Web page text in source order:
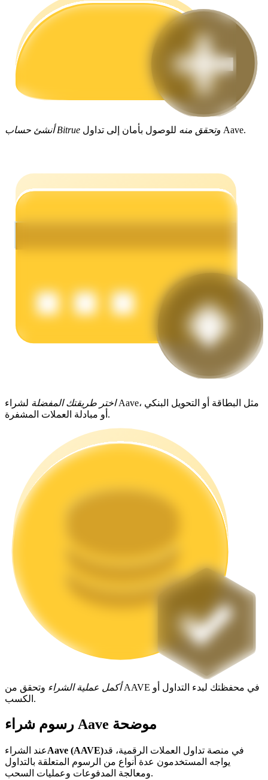
مرشد
دليل المبتدئين للعقود الآجلة
تعلم كيفية البقاء مربحة
خنزير الطاقة
احصل على مكافآت تنافسية يوميًا
Launchpool
الرهان المرن لكسب العملات الرقمية الشهيرة
أنشئ حساب Bitrue وتحقق منه للوصول بأمان إلى تداول Aave.
اختر طريقتك المفضلة لشراء Aave، مثل البطاقة أو التحويل البنكي
أو مبادلة العملات المشفرة.
أكمل عملية الشراء وتحقق من AAVE في محفظتك لبدء التداول أو
الكسب.
رسوم شراء Aave موضحة
عند الشراءAave (AAVE)في منصة تداول العملات الرقمية، قد
يواجه المستخدمون عدة أنواع من الرسوم المتعلقة بالتداول
ومعالجة المدفوعات وعمليات السحب.